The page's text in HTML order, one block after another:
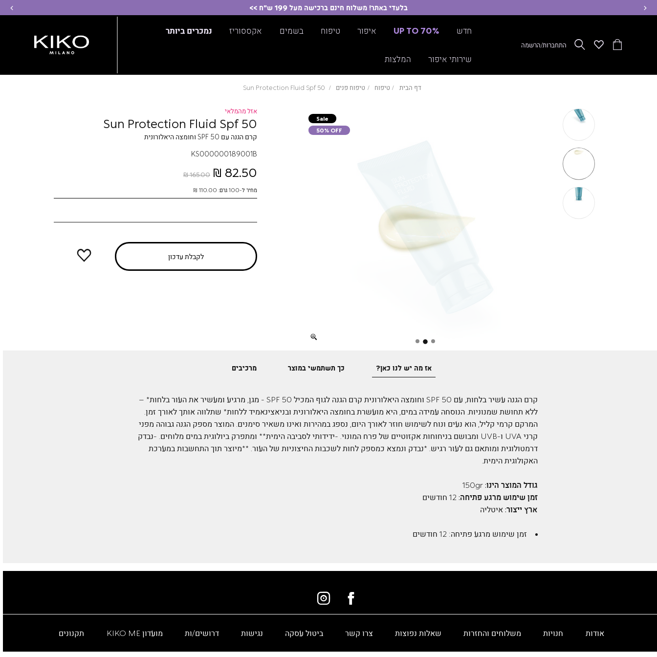
בלעדי באתר! משלוח חינם ברכישה מעל 199 ש"ח >>
הסל
Wishlistחפשהתחברות/הרשמה
חדש UP TO 70% איפור טיפוח בשמים אקססוריז נמכרים ביותר
שירותי איפור המלצות
דף הבית טיפוח טיפוח פנים Sun Protection Fluid Spf 50
Full
Sale
50% OFF
אזל מהמלאי
Sun Protection Fluid Spf 50
קרם הגנה עם SPF 50 וחומצה היאלורונית
KS000000189001B
82.50 ₪
165.00 ₪
מחיר ל-100 גרם: 110.00 ₪
הוספה
לקבלת עדכון
אז מה יש לנו כאן? כך תשתמשי במוצר מרכיבים
קרם הגנה עשיר בלחות, עם SPF 50 וחומצה היאלורונית קרם הגנה לגוף המכיל SPF 50 - מגן, מרגיע ומעשיר את העור בלחות* –
ללא תחושת שמנוניות. הנוסחה עמידה במים, היא מועשרת בחומצה היאלורונית ובניאצינאמיד ללחות* שתלווה אותך לאורך זמן.
המרקם קרמי קליל, הוא נעים ונוח לשימוש חוזר לאורך היום, נספג במהירות ואינו משאיר סימנים. המוצר מספק הגנה גבוהה מפני
קרני UVA ו-UVB ומבושם בניחוחות אקזוטיים של פרח המונוי. -ידידותי לסביבה הימית** ומתפרק ביולוגית במים מלוחים. -נבדק
דרמטולוגית ומותאם גם לעור רגיש. *נבדק ונמצא כמספק לחות לשכבות החיצוניות של העור. **מיוצר תוך התחשבות במערכת
האקולוגית הימית.
גודל המוצר הינו:150gr
זמן שימוש מרגע פתיחה: 12 חודשים
ארץ ייצור:איטליה
זמן שימוש מרגע פתיחה: 12 חודשים
אודות חנויות משלוחים והחזרות שאלות נפוצות צרו קשר ביטול עסקה נגישות דרושים/ות מועדון KIKO ME תקנונים